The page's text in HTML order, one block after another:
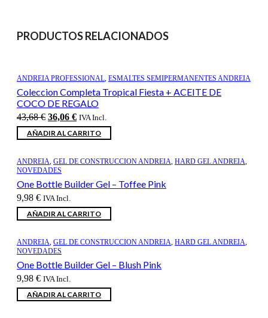
PRODUCTOS RELACIONADOS
ANDREIA PROFESSIONAL, ESMALTES SEMIPERMANENTES ANDREIA
Coleccion Completa Tropical Fiesta + ACEITE DE
COCO DE REGALO
43,68€ El
precio
original
43,68 €.
36,06 €El
precio
actual
36,06 €.
IVA Incl.
AÑADIR AL CARRITO
ANDREIA, GEL DE CONSTRUCCION ANDREIA, HARD GEL ANDREIA,
NOVEDADES
One Bottle Builder Gel – Toffee Pink
9,98 € IVA Incl.
AÑADIR AL CARRITO
ANDREIA, GEL DE CONSTRUCCION ANDREIA, HARD GEL ANDREIA,
NOVEDADES
One Bottle Builder Gel – Blush Pink
9,98 € IVA Incl.
AÑADIR AL CARRITO